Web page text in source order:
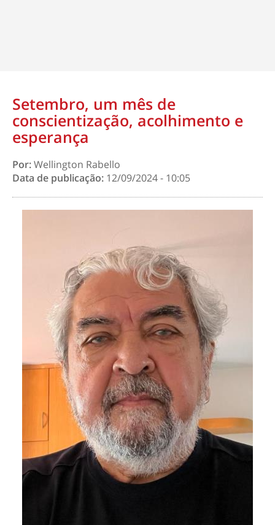
Setembro, um mês de
conscientização, acolhimento e
esperança
Por:Wellington Rabello
Data de publicação: 12/09/2024 - 10:05